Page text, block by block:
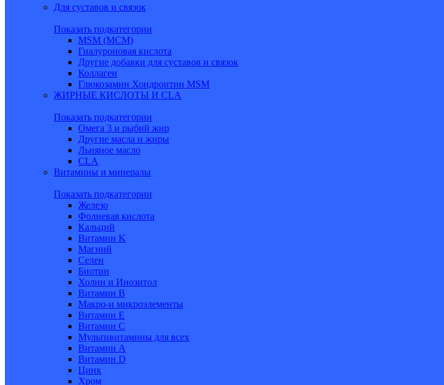
Для суставов и связок
Показать подкатегории
MSM (МСМ)
Гиалуроновая кислота
Другие добавки для суставов и связок
Коллаген
Глюкозамин Хондроитин MSM
ЖИРНЫЕ КИСЛОТЫ И CLA
Показать подкатегории
Омега 3 и рыбий жир
Другие масла и жиры
Льняное масло
CLA
Витамины и минералы
Показать подкатегории
Железо
Фолиевая кислота
Кальций
Витамин K
Магний
Селен
Биотин
Холин и Инозитол
Витамин B
Макро-и микроэлементы
Витамин Е
Витамин С
Мультивитамины для всех
Витамин A
Витамин D
Цинк
Хром